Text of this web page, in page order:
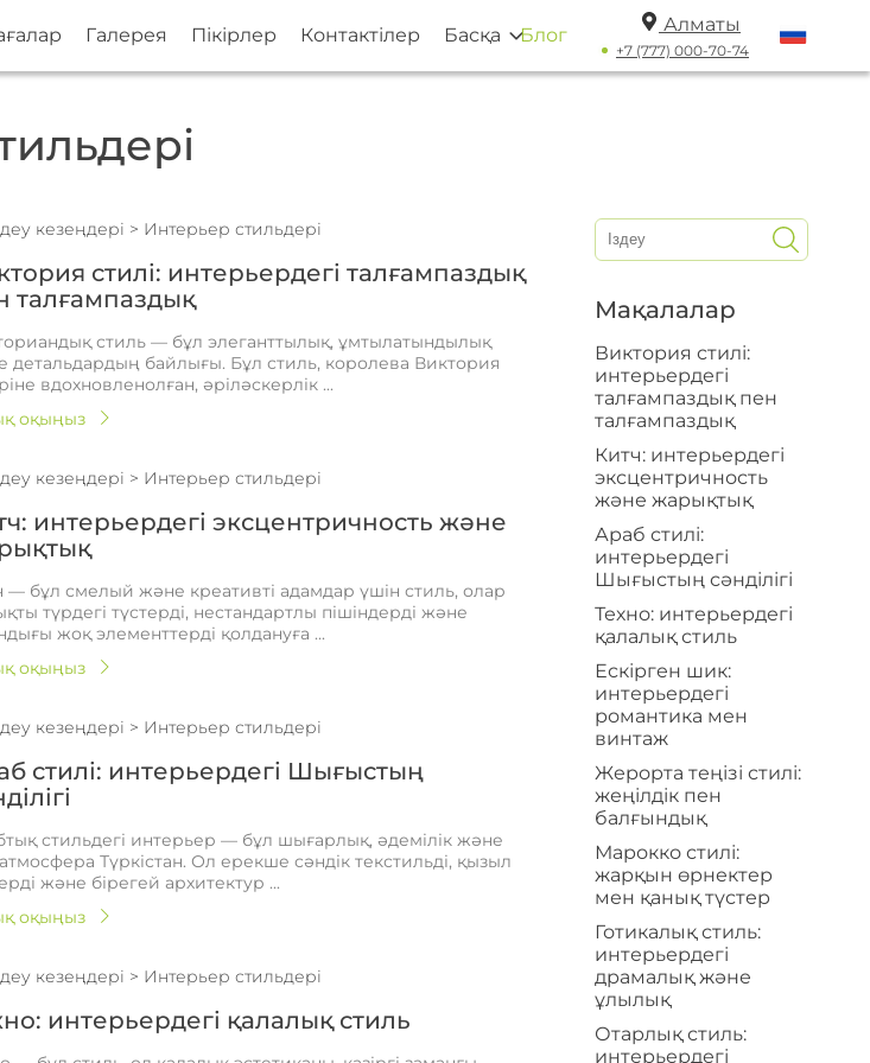
Галерея Пікірлер Контактілер Басқа Блог Алматы
+7 (777) 000-70-74
кезеңдері > Интерьер стильдері
стилі: интерьердегі талғампаздық
талғампаздық
стиль — бұл элеганттылық, ұмтылатындылық
детальдардың байлығы. Бұл стиль, королева Виктория
вдохновленолған, әріләскерлік ...
оқыңыз
кезеңдері > Интерьер стильдері
интерьердегі эксцентричность және
— бұл смелый және креативті адамдар үшін стиль, олар
түрдегі түстерді, нестандартлы пішіндерді және
жоқ элементтерді қолдануға ...
оқыңыз
кезеңдері > Интерьер стильдері
стилі: интерьердегі Шығыстың
стильдегі интерьер — бұл шығарлық, әдемілік және
Түркістан. Ол ерекше сәндік текстильді, қызыл
және бірегей архитектур ...
оқыңыз
кезеңдері > Интерьер стильдері
интерьердегі қалалық стиль
Мақалалар
Виктория стилі:
интерьердегі
талғампаздық пен
талғампаздық
Китч: интерьердегі
эксцентричность
және жарықтық
Араб стилі:
интерьердегі
Шығыстың сәнділігі
Техно: интерьердегі
қалалық стиль
Ескірген шик:
интерьердегі
романтика мен
винтаж
Жерорта теңізі стилі:
жеңілдік пен
балғындық
Марокко стилі:
жарқын өрнектер
мен қанық түстер
Готикалық стиль:
интерьердегі
драмалық және
ұлылық
Отарлық стиль:
интерьердегі